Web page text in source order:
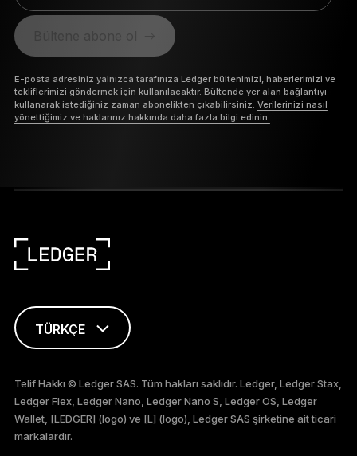
E-posta adresiniz yalnızca tarafınıza Ledger bültenimizi, haberlerimizi ve
tekliflerimizi göndermek için kullanılacaktır. Bültende yer alan bağlantıyı
kullanarak istediğiniz zaman abonelikten çıkabilirsiniz. Verilerinizi nasıl
yönettiğimiz ve haklarınız hakkında daha fazla bilgi edinin.
TÜRKÇE
FRANÇAIS
DEUTSCH
Telif Hakkı © Ledger SAS. Tüm hakları saklıdır. Ledger, Ledger Stax,
Ledger Flex, Ledger Nano, Ledger Nano S, Ledger OS, Ledger
Wallet, [LEDGER] (logo) ve [L] (logo), Ledger SAS şirketine ait ticari
markalardır.